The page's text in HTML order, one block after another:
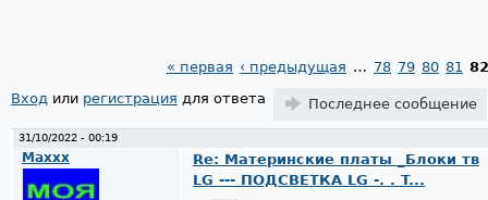
Страницы
« первая ‹ предыдущая … 78 79 80 81 82
Вход или регистрация для ответа Последнее сообщение
31/10/2022 - 00:19
Maxxx
Re: Материнские платы _Блоки тв
LG --- ПОДСВЕТКА LG -. . T...